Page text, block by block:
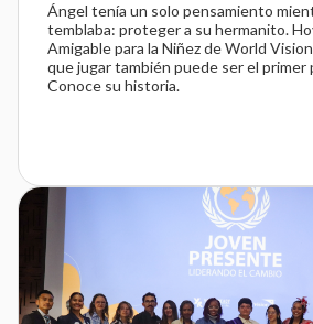
Ángel tenía un solo pensamiento
temblaba: proteger a su hermanito.
Amigable para la Niñez de World
que jugar también puede ser el primer
Conoce su historia.